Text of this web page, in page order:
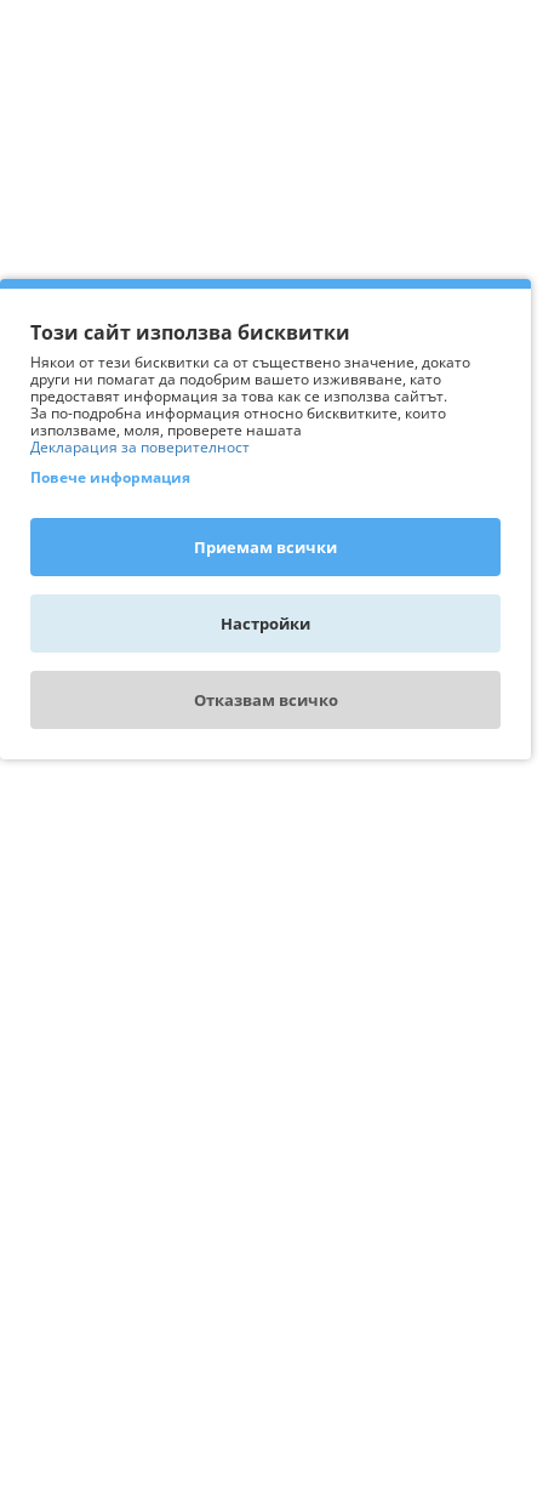
WhatsApp - пиши ни
Този сайт използва бисквитки
Някои от тези бисквитки са от съществено значение, докато
други ни помагат да подобрим вашето изживяване, като
предоставят информация за това как се използва сайтът.
За по-подробна информация относно бисквитките, които
използваме, моля, проверете нашата
Декларация за поверителност
Повече информация
Приемам всички
Настройки
Отказвам всичко